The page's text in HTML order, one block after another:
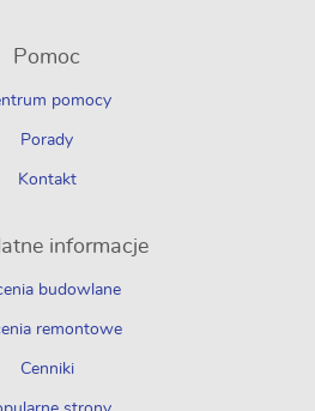
Pomoc
pomocy
Porady
Kontakt
informacje
budowlane
remontowe
Cenniki